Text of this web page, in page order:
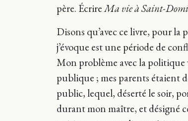
père. ÉcrireMa vie à Saint-
Disons qu’avec ce livre, pour la
j’évoque est une période de
Mon problème avec la politique
publique ; mes parents étaient
public, lequel, déserté le soir,
durant mon maître, et désigné